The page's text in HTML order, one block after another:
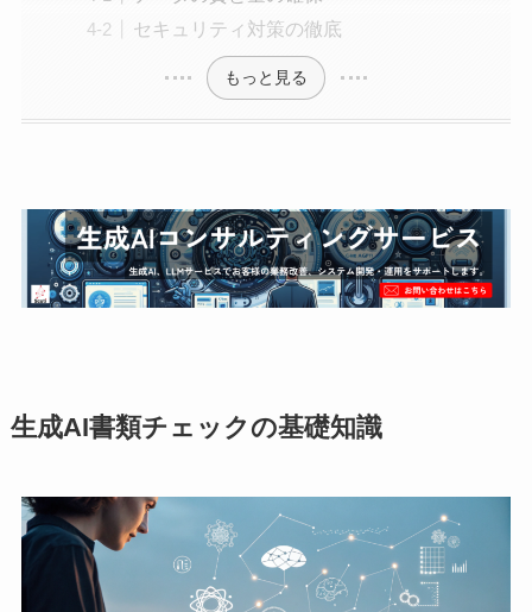
セキュリティ対策の徹底
もっと見る
生成AI書類チェックの基礎知識